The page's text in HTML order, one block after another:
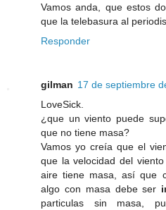
Vamos anda, que estos
que la telebasura al
Responder
gilman 17 de septiembre
LoveSick.
¿que un viento puede
que no tiene masa?
Vamos yo creía que el
que la velocidad del
aire tiene masa, así que
algo con masa debe ser
particulas sin masa,